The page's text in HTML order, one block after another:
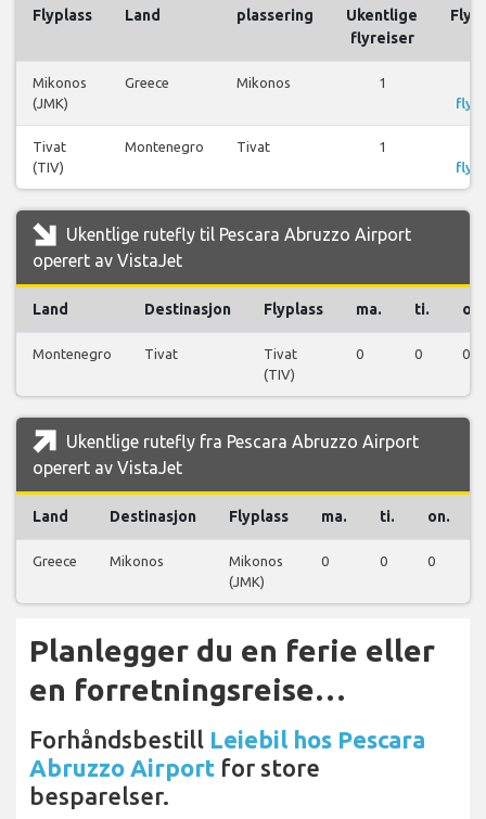
Flyplass Land plassering
Ukentlige
flyreiser
Mikonos
(JMK)
Greece Mikonos 1
Tivat
(TIV)
Montenegro Tivat 1
Ukentlige rutefly til Pescara Abruzzo Airport
operert av VistaJet
Land Destinasjon Flyplass ma. ti. on.
Montenegro Tivat
Tivat
(TIV)
0 0 0
Ukentlige rutefly fra Pescara Abruzzo Airport
operert av VistaJet
Land Destinasjon Flyplass ma. ti. on.
Greece Mikonos
Mikonos
(JMK)
0 0 0
Planlegger du en ferie eller
en forretningsreise…
Forhåndsbestill Leiebil hos Pescara
Abruzzo Airport for store
besparelser.